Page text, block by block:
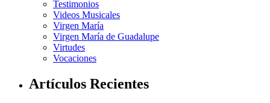
Testimonios
Videos Musicales
Virgen María
Virgen María de Guadalupe
Virtudes
Vocaciones
Artículos Recientes